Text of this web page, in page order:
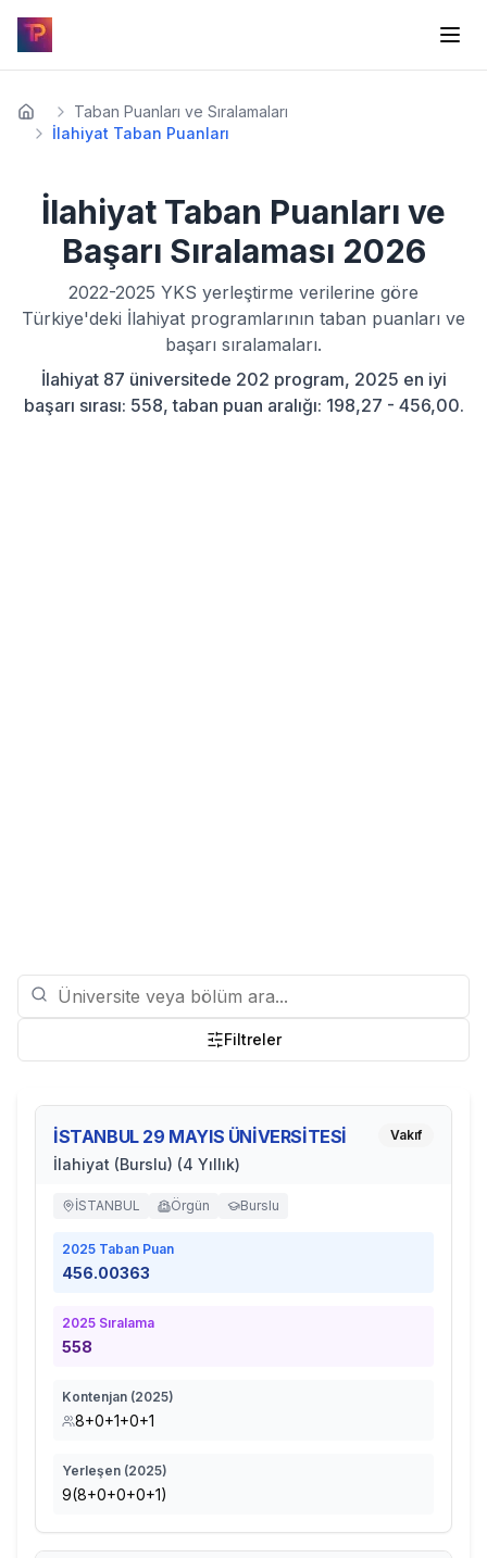
Taban Puanları ve Sıralamaları
İlahiyat Taban Puanları
İlahiyat Taban Puanları ve
Başarı Sıralaması 2026
2022-2025 YKS yerleştirme verilerine göre
Türkiye'deki İlahiyat programlarının taban puanları ve
başarı sıralamaları.
İlahiyat 87 üniversitede 202 program, 2025 en iyi
başarı sırası: 558, taban puan aralığı: 198,27 - 456,00.
Filtreler
İSTANBUL 29 MAYIS ÜNİVERSİTESİ
İlahiyat (Burslu) (4 Yıllık)
Vakıf
İSTANBUL Örgün Burslu
2025 Taban Puan
456.00363
2025 Sıralama
558
Kontenjan (2025)
8+0+1+0+1
Yerleşen (2025)
9(8+0+0+0+1)